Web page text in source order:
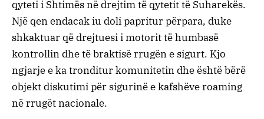
qyteti i Shtimës në drejtim të qytetit të Suharekës.
Një qen endacak iu doli papritur përpara, duke
shkaktuar që drejtuesi i motorit të humbasë
kontrollin dhe të braktisë rrugën e sigurt. Kjo
ngjarje e ka tronditur komunitetin dhe është bërë
objekt diskutimi për sigurinë e kafshëve roaming
në rrugët nacionale.